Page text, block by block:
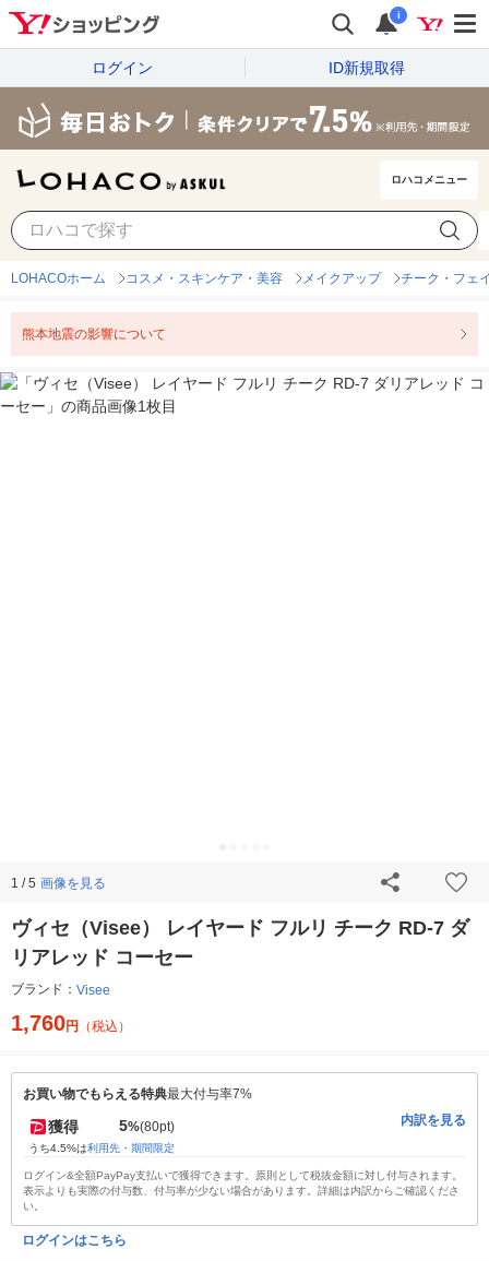
i
ログイン ID新規取得
ロハコメニュー
LOHACOホーム コスメ・スキンケア・美容 メイクアップ チーク・フェ
熊本地震の影響について
1 / 5 画像を見る
ヴィセ（Visee） レイヤード フルリ チーク RD-7 ダ
リアレッド コーセー
ブランド： Visee
1,760円 （税込）
お買い物でもらえる特典最大付与率7%
獲得 5%(80pt)
うち4.5%は利用先・期間限定
内訳を見る
ログイン&全額PayPay支払いで獲得できます。原則として税抜金額に対し付与されます。
表示よりも実際の付与数、付与率が少ない場合があります。詳細は内訳からご確認くださ
い。
ログインはこちら